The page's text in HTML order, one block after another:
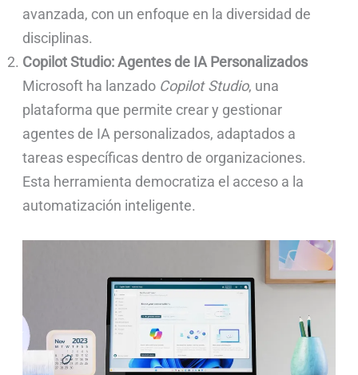
avanzada, con un enfoque en la diversidad de
disciplinas.
Copilot Studio: Agentes de IA Personalizados
Microsoft ha lanzado Copilot Studio, una
plataforma que permite crear y gestionar
agentes de IA personalizados, adaptados a
tareas específicas dentro de organizaciones.
Esta herramienta democratiza el acceso a la
automatización inteligente.